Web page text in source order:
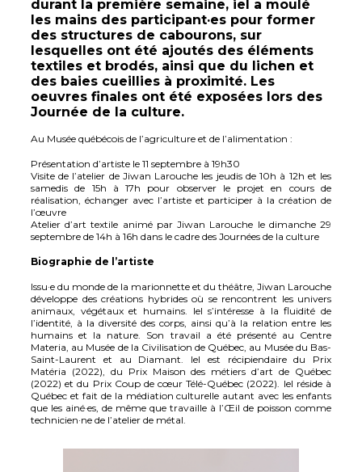
durant la première semaine, iel a moulé
les mains des participant·es pour former
des structures de cabourons, sur
lesquelles ont été ajoutés des éléments
textiles et brodés, ainsi que du lichen et
des baies cueillies à proximité. Les
oeuvres finales ont été exposées lors des
Journée de la culture.
Au Musée québécois de l’agriculture et de l’alimentation :
Présentation d’artiste le 11 septembre à 19h30
Visite de l’atelier de Jiwan Larouche les jeudis de 10h à 12h et les
samedis de 15h à 17h pour observer le projet en cours de
réalisation, échanger avec l’artiste et participer à la création de
l’œuvre
Atelier d’art textile animé par Jiwan Larouche le dimanche 29
septembre de 14h à 16h dans le cadre des Journées de la culture
Biographie de l’artiste
Issu·e du monde de la marionnette et du théâtre, Jiwan Larouche
développe des créations hybrides où se rencontrent les univers
animaux, végétaux et humains. Iel s’intéresse à la fluidité de
l’identité, à la diversité des corps, ainsi qu’à la relation entre les
humains et la nature. Son travail a été présenté au Centre
Materia, au Musée de la Civilisation de Québec, au Musée du Bas-
Saint-Laurent et au Diamant. Iel est récipiendaire du Prix
Matéria (2022), du Prix Maison des métiers d’art de Québec
(2022) et du Prix Coup de cœur Télé-Québec (2022). Iel réside à
Québec et fait de la médiation culturelle autant avec les enfants
que les ainé·es, de même que travaille à l’Œil de poisson comme
technicien·ne de l’atelier de métal.